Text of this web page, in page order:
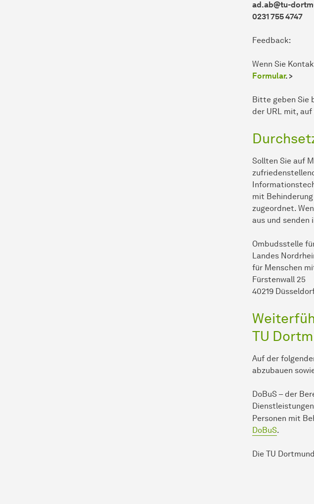
ad.ab@tu-
0231 755 4747
Feedback:
Wenn Sie
Formular. >
Bitte geben Sie
der URL mit,
Sollten Sie auf
mit
zugeordnet.
aus und senden
Ombudsstelle
Landes
für Menschen
Fürstenwall 25
40219
TU
Auf der
abzubauen
DoBuS – der
Personen mit
DoBuS.
Die TU